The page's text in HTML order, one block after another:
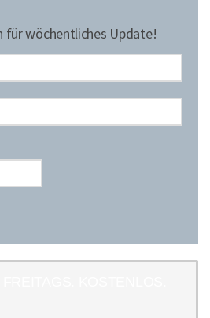
für wöchentliches Update!